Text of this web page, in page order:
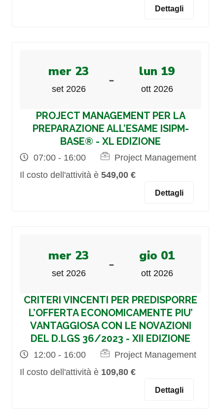
Dettagli
mer 23
set 2026 - lun 19
ott 2026
PROJECT MANAGEMENT PER LA
PREPARAZIONE ALL’ESAME ISIPM-
BASE® - XL EDIZIONE
07:00 - 16:00
Project Management
Il costo dell'attività è 549,00 €
Dettagli
mer 23
set 2026 - gio 01
ott 2026
CRITERI VINCENTI PER PREDISPORRE
L’OFFERTA ECONOMICAMENTE PIU’
VANTAGGIOSA CON LE NOVAZIONI
DEL D.LGS 36/2023 - XII EDIZIONE
12:00 - 16:00
Project Management
Il costo dell'attività è 109,80 €
Dettagli